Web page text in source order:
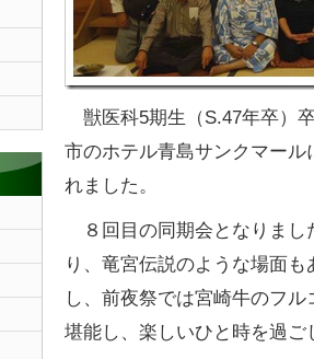
獣医科5期生（S.47年卒）
市のホテル青島サンクマー
れました。
８回目の同期会となりまし
り、竜宮伝説のような場面
し、前夜祭では宮崎牛のフ
堪能し、楽しいひと時を過ご